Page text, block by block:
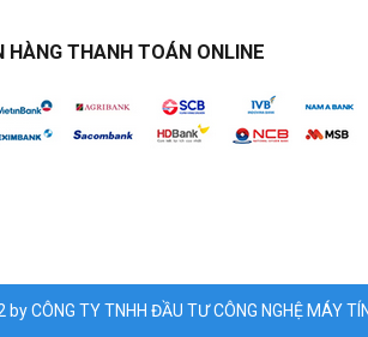
HÀNG THANH TOÁN ONLINE
CÔNG TY TNHH ĐẦU TƯ CÔNG NGHỆ MÁY